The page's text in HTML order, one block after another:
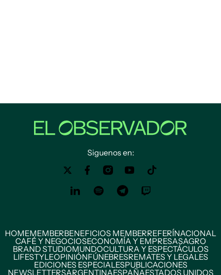
Siguenos en:
HOMEMEMBERBENEFICIOS MEMBERREFERÍNACIONAL
CAFÉ Y NEGOCIOSECONOMÍA Y EMPRESASAGRO
BRAND STUDIOMUNDOCULTURA Y ESPECTÁCULOS
LIFESTYLEOPINIÓNFÚNEBRESREMATES Y LEGALES
EDICIONES ESPECIALESPUBLICACIONES
NEWSLETTERSARGENTINAESPAÑAESTADOS UNIDOS